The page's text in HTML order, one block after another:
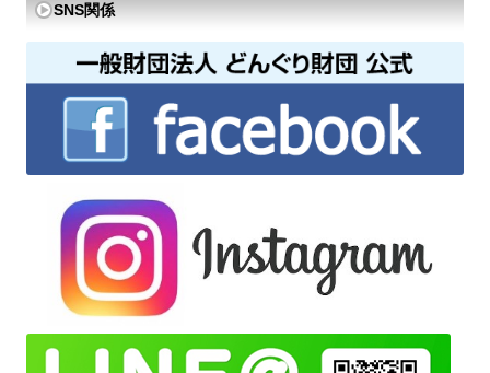
SNS関係